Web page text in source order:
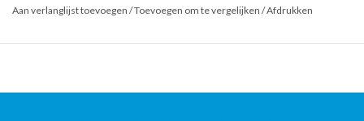
Aan verlanglijst toevoegen /Toevoegen om te vergelijken /Afdrukken